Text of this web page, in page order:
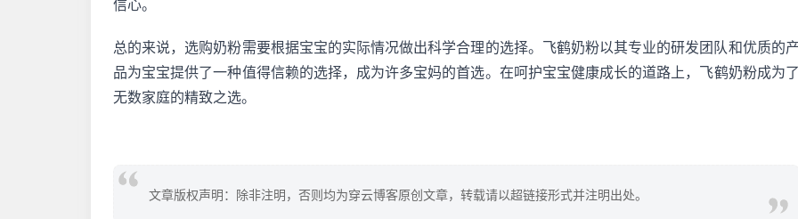
信心。
总的来说，选购奶粉需要根据宝宝的实际情况做出科学合理的选择。飞鹤奶粉以其专业的研发团队和优质的
品为宝宝提供了一种值得信赖的选择，成为许多宝妈的首选。在呵护宝宝健康成长的道路上， 飞鹤奶粉成为
无数家庭的精致之选。
文章版权声明：除非注明，否则均为穿云博客原创文章，转载请以超链接形式并注明出处。